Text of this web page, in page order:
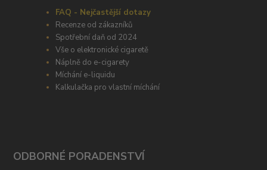
FAQ - Nejčastější dotazy
Recenze od zákazníků
Spotřební daň od 2024
Vše o elektronické cigaretě
Náplně do e-cigarety
Míchání e-liquidu
Kalkulačka pro vlastní míchání
ODBORNÉ PORADENSTVÍ